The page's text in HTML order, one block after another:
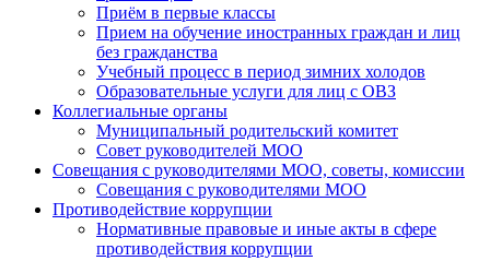
Приём в первые классы
Прием на обучение иностранных граждан и лиц
без гражданства
Учебный процесс в период зимних холодов
Образовательные услуги для лиц с ОВЗ
Коллегиальные органы
Муниципальный родительский комитет
Совет руководителей МОО
Совещания с руководителями МОО, советы, комиссии
Совещания с руководителями МОО
Противодействие коррупции
Нормативные правовые и иные акты в сфере
противодействия коррупции